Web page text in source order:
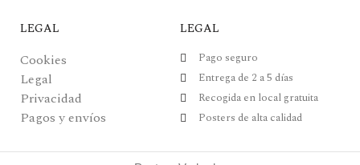
LEGAL
Cookies
Legal
Privacidad
Pagos y envíos
LEGAL
Pago seguro
Entrega de 2 a 5 días
Recogida en local gratuita
Posters de alta calidad